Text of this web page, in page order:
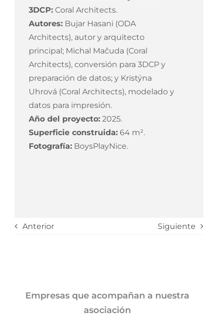
3DCP:Coral Architects.
Autores:Bujar Hasani (ODA
Architects), autor y arquitecto
principal; Michal Mačuda (Coral
Architects), conversión para 3DCP y
preparación de datos; y Kristýna
Uhrová (Coral Architects), modelado y
datos para impresión.
Año del proyecto:2025.
Superficie construida:64 m².
Fotografía:BoysPlayNice.
Anterior Siguiente
Empresas que acompañan a nuestra
asociación